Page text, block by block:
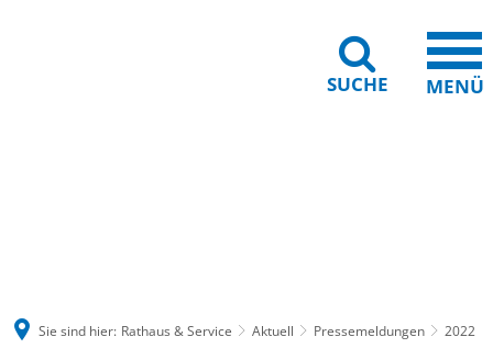
SUCHE MENÜ
Sie sind hier: Rathaus & Service Aktuell Pressemeldungen
2022